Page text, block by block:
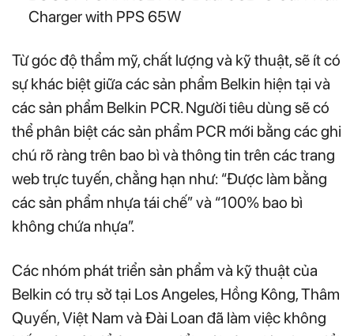
Charger with PPS 65W
Từ góc độ thẩm mỹ, chất lượng và kỹ thuật, sẽ ít có
sự khác biệt giữa các sản phẩm Belkin hiện tại và
các sản phẩm Belkin PCR. Người tiêu dùng sẽ có
thể phân biệt các sản phẩm PCR mới bằng các ghi
chú rõ ràng trên bao bì và thông tin trên các trang
web trực tuyến, chẳng hạn như: “Được làm bằng
các sản phẩm nhựa tái chế” và “100% bao bì
không chứa nhựa”.
Các nhóm phát triển sản phẩm và kỹ thuật của
Belkin có trụ sở tại Los Angeles, Hồng Kông, Thâm
Quyến, Việt Nam và Đài Loan đã làm việc không